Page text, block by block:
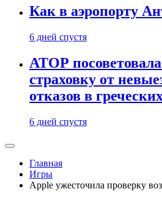
Как в аэропорту
6 дней спустя
АТОР посоветовала
страховку от
отказов в
6 дней спустя
Главная
Игры
Apple ужесточила проверку